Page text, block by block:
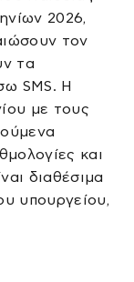
2026,
τον
τα
SMS. Η
με τους
και
διαθέσιμα
υπουργείου,